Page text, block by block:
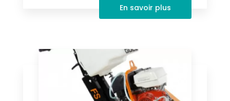
En savoir plus